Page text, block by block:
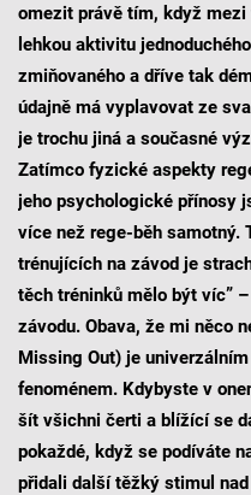
omezit právě tím, když
lehkou aktivitu
zmiňovaného a dříve tak
údajně má vyplavovat ze
je trochu jiná a současné
Zatímco fyzické aspekty
jeho psychologické přínosy
více než rege-běh samotný.
trénujících na závod je
těch tréninků mělo být víc”
závodu. Obava, že mi něco
Missing Out) je
fenoménem. Kdybyste v
šít všichni čerti a blížící se
pokaždé, když se podíváte
přidali další těžký stimul